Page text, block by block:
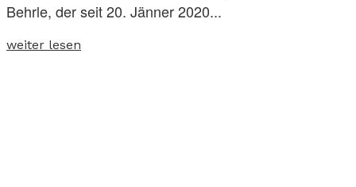
Behrle, der seit 20. Jänner 2020...
weiter lesen